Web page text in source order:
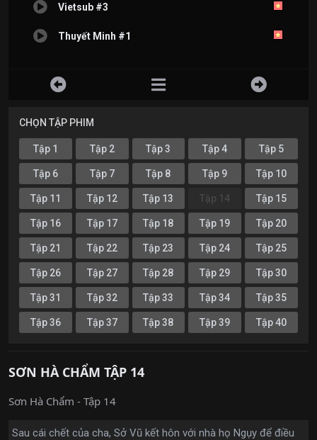
Vietsub #3
Thuyết Minh #1
CHỌN TẬP PHIM
Tập 1 Tập 2 Tập 3 Tập 4 Tập 5
Tập 6 Tập 7 Tập 8 Tập 9 Tập 10
Tập 11 Tập 12 Tập 13 Tập 14 Tập 15
Tập 16 Tập 17 Tập 18 Tập 19 Tập 20
Tập 21 Tập 22 Tập 23 Tập 24 Tập 25
Tập 26 Tập 27 Tập 28 Tập 29 Tập 30
Tập 31 Tập 32 Tập 33 Tập 34 Tập 35
Tập 36 Tập 37 Tập 38 Tập 39 Tập 40
SƠN HÀ CHẨM TẬP 14
Sơn Hà Chẩm - Tập 14
Sau cái chết của cha, Sở Vũ kết hôn với nhà họ Ngụy để điều